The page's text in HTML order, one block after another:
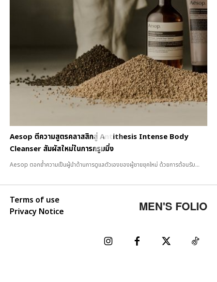
Aesop ตีความสูตรคลาสสิกสู่ Antithesis Intense Body
Cleanser สัมผัสใหม่ในการกรูมมิ่ง
Aesop ตอกย้ำความเป็นผู้นำด้านการดูแลตัวเองของผู้ชายยุคใหม่ ด้วยการต้อนรับ...
Terms of use
Privacy Notice
MEN'S FOLIO